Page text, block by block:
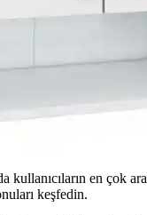
kullanıcıların en çok
keşfedin.